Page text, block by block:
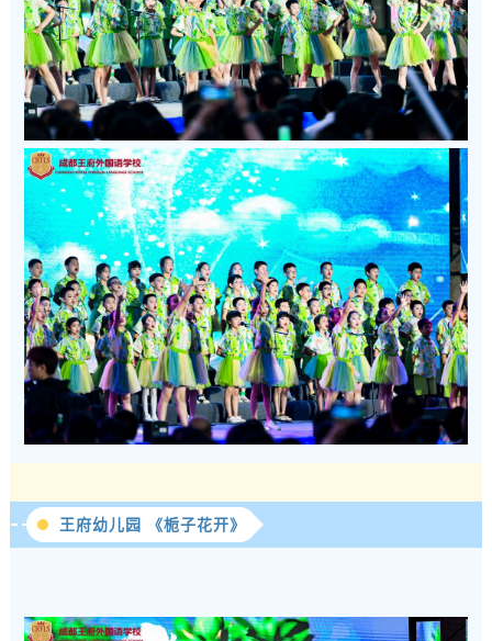
王府幼儿园 《栀子花开》